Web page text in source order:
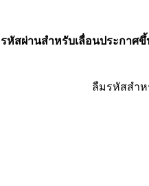
รหัสผ่านสำหรับเลื่อนประกาศขึ้
ลืมรหัสสำ